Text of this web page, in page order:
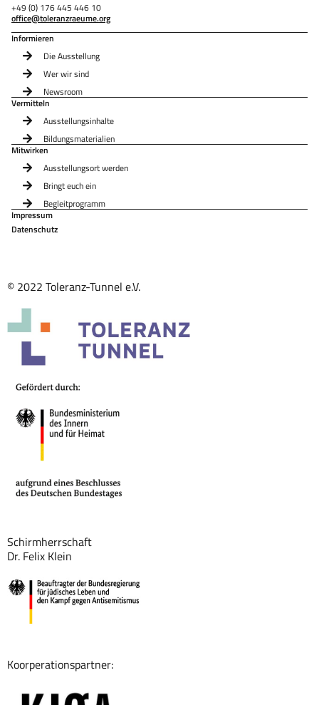
+49 (0) 176 445 446 10
office@toleranzraeume.org
Informieren
Die Ausstellung
Wer wir sind
Newsroom
Vermitteln
Ausstellungsinhalte
Bildungsmaterialien
Mitwirken
Ausstellungsort werden
Bringt euch ein
Begleitprogramm
Impressum
Datenschutz
© 2022 Toleranz-Tunnel e.V.
Schirmherrschaft
Dr. Felix Klein
Koorperationspartner: